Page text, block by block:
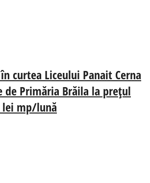
curtea Liceului Panait Cerna
de Primăria Brăila la prețul
lei mp/lună